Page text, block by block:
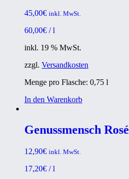
45,00€ inkl. MwSt.
60,00€ /l
inkl. 19 % MwSt.
zzgl. Versandkosten
Menge pro Flasche: 0,75 l
In den Warenkorb
Genussmensch Rosé
12,90€ inkl. MwSt.
17,20€ /l